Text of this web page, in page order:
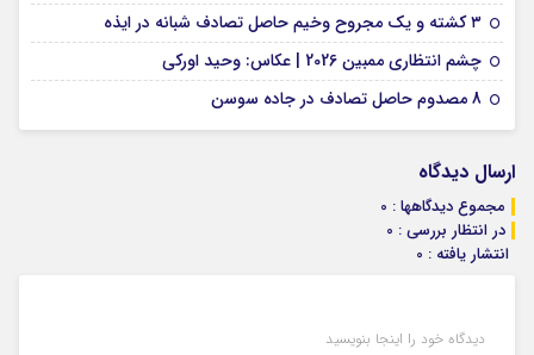
۳ کشته و یک مجروح وخیم حاصل تصادف شبانه در ایذه
چشم انتظاری ممبین 2026 | عکاس: وحید اورکی
8 مصدوم حاصل تصادف در جاده سوسن
ارسال دیدگاه
مجموع دیدگاهها : 0
در انتظار بررسی : 0
انتشار یافته : 0
دیدگاه خود را اینجا بنویسید